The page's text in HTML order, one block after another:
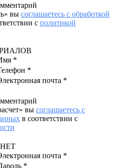
вы соглашаетесь с обработкой
с политикой
*
*
почта *
вы соглашаетесь с
в соответствии с
почта *
*